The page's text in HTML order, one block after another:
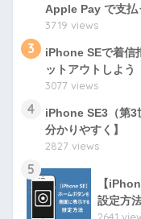
Apple Pay で支払
3719 views
3
iPhone SEで着信
ットアウトしよう
3077 views
4
iPhone SE3（第3
分かりやすく】
2827 views
5
【
設定方